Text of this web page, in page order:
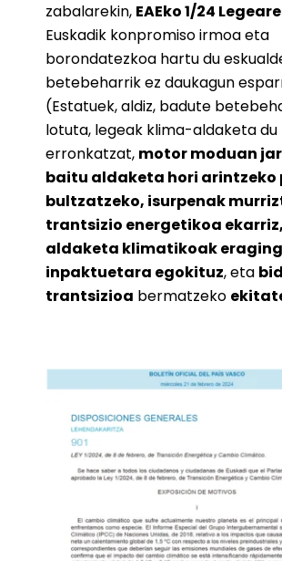
zabalarekin, EAEko 1/24
Euskadik konpromiso irmoa eta
borondatezkoa hartu du
betebeharrik ez daukagun
(Estatuek, aldiz, badute
lotuta, legeak klima-aldaketa du
erronkatzat, motor moduan
baitu aldaketa hori
bultzatzeko, isurpenak
trantsizio energetikoa
aldaketa klimatikoak
inpaktuetara egokituz, eta
trantsizioa bermatzeko